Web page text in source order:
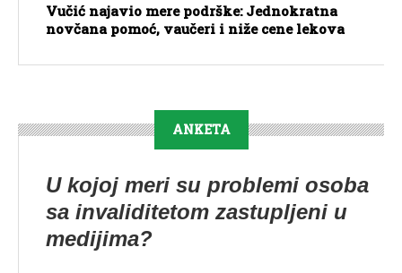
Vučić najavio mere podrške: Jednokratna
novčana pomoć, vaučeri i niže cene lekova
ANKETA
U kojoj meri su problemi osoba
sa invaliditetom zastupljeni u
medijima?